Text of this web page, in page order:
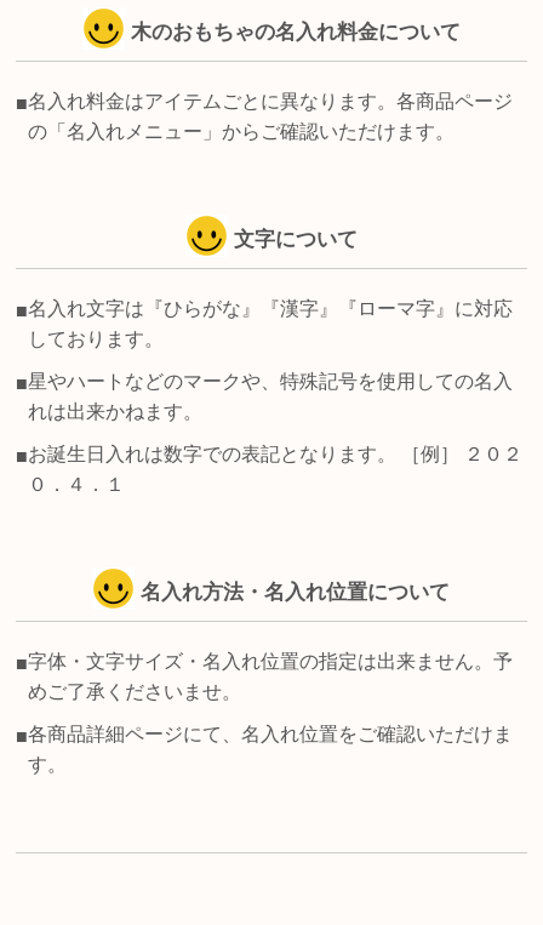
木のおもちゃの名入れ料金について
■名入れ料金はアイテムごとに異なります。各商品ページ
の「名入れメニュー」からご確認いただけます。
文字について
■名入れ文字は『ひらがな』『漢字』『ローマ字』に対応
しております。
■星やハートなどのマークや、特殊記号を使用しての名入
れは出来かねます。
■お誕生日入れは数字での表記となります。 ［例］ ２０２
０．４．１
名入れ方法・名入れ位置について
■字体・文字サイズ・名入れ位置の指定は出来ません。予
めご了承くださいませ。
■各商品詳細ページにて、名入れ位置をご確認いただけま
す。